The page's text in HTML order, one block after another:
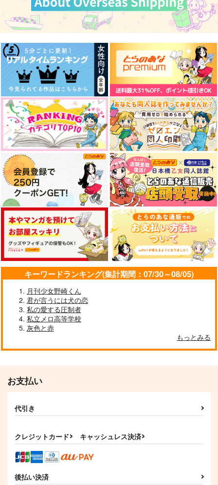
キーワードランキング(集計期間：07/30～08/05)
月刊少女野崎くん
君が言うには犬の恋
私の愛する圧制者
私立メロ高等学校
灰色と赤
もっとみる
お支払い
代引き
クレジットカード キャッシュレス決済
後払い決済